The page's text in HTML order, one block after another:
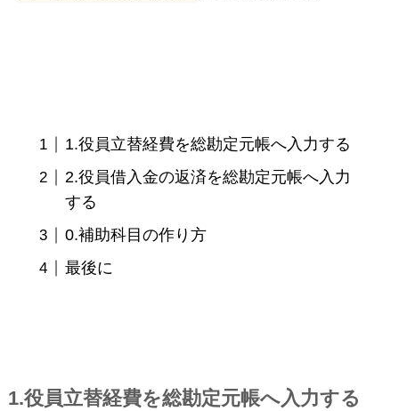
1.役員立替経費を総勘定元帳へ入力する
2.役員借入金の返済を総勘定元帳へ入力
する
0.補助科目の作り方
最後に
1.役員立替経費を総勘定元帳へ入力する